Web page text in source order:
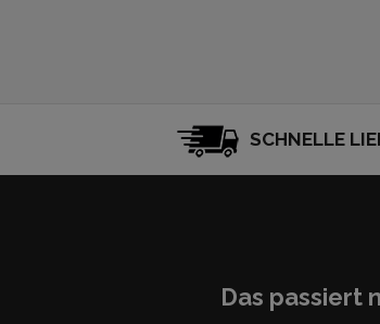
SCHNELLE
Das passiert